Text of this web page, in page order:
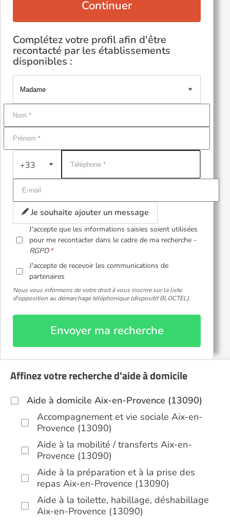
Continuer
Complétez votre profil afin d'être
recontacté par les établissements
disponibles :
+33
Je souhaite ajouter un message
J'accepte que les informations saisies soient utilisées
pour me recontacter dans le cadre de ma recherche -
RGPD
J'accepte de recevoir les communications de
partenaires
Nous vous informons de votre droit à vous inscrire sur la liste
d'opposition au démarchage téléphonique (dispositif BLOCTEL).
Envoyer ma recherche
Affinez votre recherche d'aide à domicile
Aide à domicile Aix-en-Provence (13090)
Accompagnement et vie sociale Aix-en-
Provence (13090)
Aide à la mobilité / transferts Aix-en-
Provence (13090)
Aide à la préparation et à la prise des
repas Aix-en-Provence (13090)
Aide à la toilette, habillage, déshabillage
Aix-en-Provence (13090)